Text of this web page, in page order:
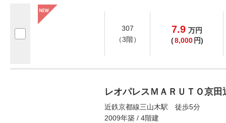
307
（3階）
7.9 万円
(8,000 円)
レオパレスＭＡＲＵＴＯ京田
近鉄京都線三山木駅 徒歩5分
2009年築 / 4階建